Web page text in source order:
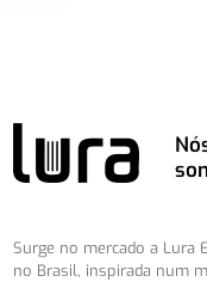
Surge no mercado a Lura
no Brasil, inspirada num